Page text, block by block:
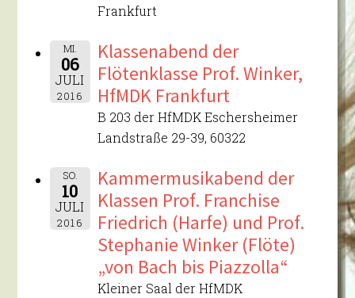
Frankfurt
MI.
06
JULI
2016
Klassenabend der
Flötenklasse Prof. Winker,
HfMDK Frankfurt
B 203 der HfMDK Eschersheimer
Landstraße 29-39, 60322
SO.
10
JULI
2016
Kammermusikabend der
Klassen Prof. Franchise
Friedrich (Harfe) und Prof.
Stephanie Winker (Flöte)
„von Bach bis Piazzolla“
Kleiner Saal der HfMDK